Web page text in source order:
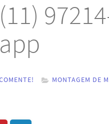
MONTAGEM DE